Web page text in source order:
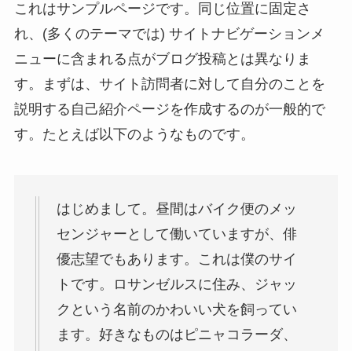
これはサンプルページです。同じ位置に固定さ
れ、(多くのテーマでは) サイトナビゲーションメ
ニューに含まれる点がブログ投稿とは異なりま
す。まずは、サイト訪問者に対して自分のことを
説明する自己紹介ページを作成するのが一般的で
す。たとえば以下のようなものです。
はじめまして。昼間はバイク便のメッ
センジャーとして働いていますが、俳
優志望でもあります。これは僕のサイ
トです。ロサンゼルスに住み、ジャッ
クという名前のかわいい犬を飼ってい
ます。好きなものはピニャコラーダ、